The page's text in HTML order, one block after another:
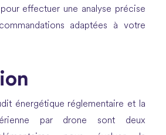
effectuer une analyse précise
adaptées à votre
énergétique réglementaire et la
par drone sont deux